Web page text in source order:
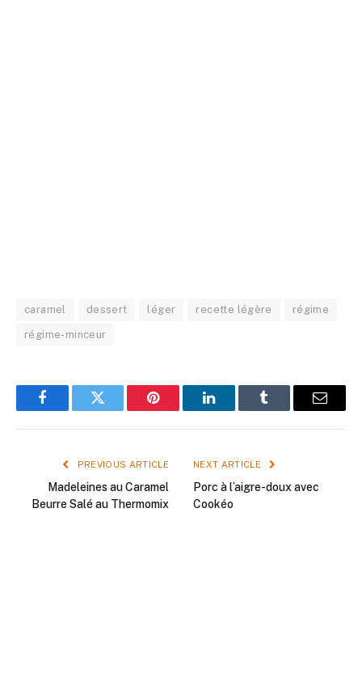
caramel dessert léger recette légère régime
régime-minceur
FacebookTwitter Pinterest LinkedInTumblr Email
PREVIOUS ARTICLE
Madeleines au Caramel
Beurre Salé au Thermomix
NEXT ARTICLE
Porc à l’aigre-doux avec
Cookéo